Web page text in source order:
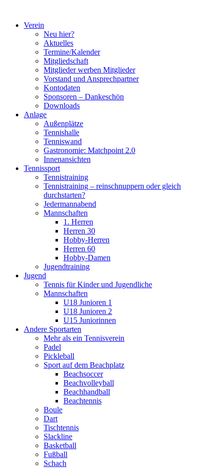
springenVerein
Neu hier?
Aktuelles
Termine/Kalender
Mitgliedschaft
Mitglieder werben Mitglieder
Vorstand und Ansprechpartner
Kontodaten
Sponsoren – Dankeschön
Downloads
Anlage
Außenplätze
Tennishalle
Tenniswand
Gastronomie: Matchpoint 2.0
Innenansichten
Tennissport
Tennistraining
Tennistraining – reinschnuppern oder gleich
durchstarten?
Jedermannabend
Mannschaften
1. Herren
Herren 30
Hobby-Herren
Herren 60
Hobby-Damen
Jugendtraining
Jugend
Tennis für Kinder und Jugendliche
Mannschaften
U18 Junioren 1
U18 Junioren 2
U15 Juniorinnen
Andere Sportarten
Mehr als ein Tennisverein
Padel
Pickleball
Sport auf dem Beachplatz
Beachsoccer
Beachvolleyball
Beachhandball
Beachtennis
Boule
Dart
Tischtennis
Slackline
Basketball
Fußball
Schach